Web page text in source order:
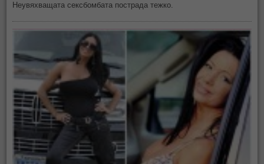
Неувяхващата сексбомбата пострада тежко.